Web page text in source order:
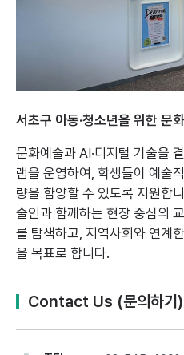
서초구 아동·청소년을 위한 문
문화예술과 AI·디지털 기술을
램을 운영하여, 학생들이 예술
량을 함양할 수 있도록 지원합
술인과 함께하는 현장 중심의
를 탐색하고, 지역사회와 연계
을 목표로 합니다.
Contact Us (문의하기)